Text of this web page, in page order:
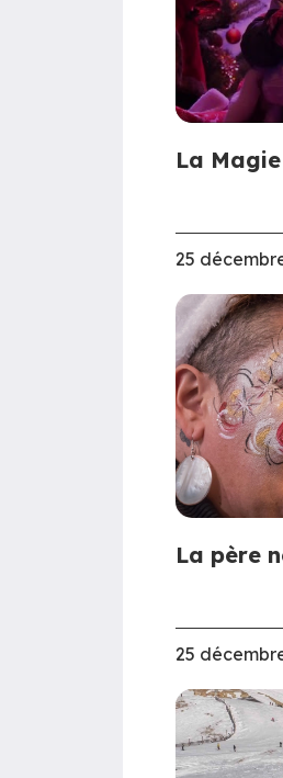
La
25
La père
25